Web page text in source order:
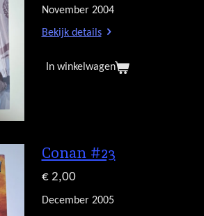
November 2004
Bekijk details
In winkelwagen
Conan #23
€ 2,00
December 2005